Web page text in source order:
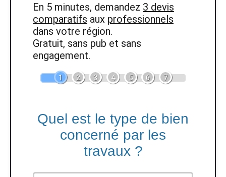
En 5 minutes, demandez 3 devis
comparatifs aux professionnels
dans votre région.
Gratuit, sans pub et sans
engagement.
1 2 3 4 5 6 7
Quel est le type de bien
concerné par les
travaux ?